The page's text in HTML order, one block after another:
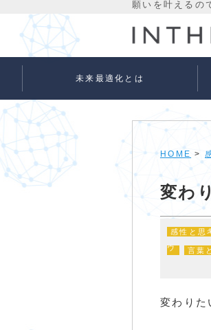
未来最適化とは
HOME >
変わ
感性と思
ウ 言葉
変わりた